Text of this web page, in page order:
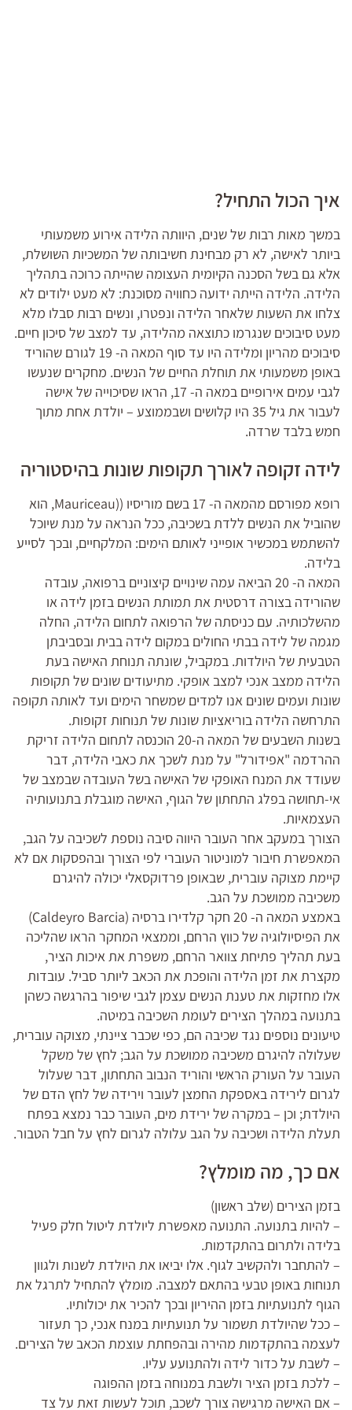
איך הכול התחיל?
במשך מאות רבות של שנים, היוותה הלידה אירוע משמעותי
ביותר לאישה, לא רק מבחינת חשיבותה של המשכיות השושלת,
אלא גם בשל הסכנה הקיומית העצומה שהייתה כרוכה בתהליך
הלידה. הלידה הייתה ידועה כחוויה מסוכנת: לא מעט ילודים לא
צלחו את השעות שלאחר הלידה ונפטרו, ונשים רבות סבלו מלא
מעט סיבוכים שנגרמו כתוצאה מהלידה, עד למצב של סיכון חיים.
סיבוכים מהריון ומלידה היו עד סוף המאה ה- 19 לגורם שהוריד
באופן משמעותי את תוחלת החיים של הנשים. מחקרים שנעשו
לגבי עמים אירופיים במאה ה- 17, הראו שסיכוייה של אישה
לעבור את גיל 35 היו קלושים ושבממוצע – יולדת אחת מתוך
חמש בלבד שרדה.
לידה זקופה לאורך תקופות שונות בהיסטוריה
רופא מפורסם מהמאה ה- 17 בשם מוריסיו ((Mauriceau, הוא
שהוביל את הנשים ללדת בשכיבה, ככל הנראה על מנת שיוכל
להשתמש במכשיר אופייני לאותם הימים: המלקחיים, ובכך לסייע
בלידה.
המאה ה- 20 הביאה עמה שינויים קיצוניים ברפואה, עובדה
שהורידה בצורה דרסטית את תמותת הנשים בזמן לידה או
מהשלכותיה. עם כניסתה של הרפואה לתחום הלידה, החלה
מגמה של לידה בבתי החולים במקום לידה בבית ובסביבתן
הטבעית של היולדות. במקביל, שונתה תנוחת האישה בעת
הלידה ממצב אנכי למצב אופקי. מתיעודים שונים של תקופות
שונות ועמים שונים אנו למדים שמשחר הימים ועד לאותה תקופה
התרחשה הלידה בוריאציות שונות של תנוחות זקופות.
בשנות השבעים של המאה ה-20 הוכנסה לתחום הלידה זריקת
ההרדמה "אפידורל" על מנת לשכך את כאבי הלידה, דבר
שעודד את המנח האופקי של האישה בשל העובדה שבמצב של
אי-תחושה בפלג התחתון של הגוף, האישה מוגבלת בתנועותיה
העצמאיות.
הצורך במעקב אחר העובר היווה סיבה נוספת לשכיבה על הגב,
המאפשרת חיבור למוניטור העוברי לפי הצורך ובהפסקות אם לא
קיימת מצוקה עוברית, שבאופן פרדוקסאלי יכולה להיגרם
משכיבה ממושכת על הגב.
באמצע המאה ה- 20 חקר קלדירו ברסיה (Caldeyro Barcia)
את הפיסיולוגיה של כווץ הרחם, וממצאי המחקר הראו שהליכה
בעת תהליך פתיחת צוואר הרחם, משפרת את איכות הציר,
מקצרת את זמן הלידה והופכת את הכאב ליותר סביל. עובדות
אלו מחזקות את טענת הנשים עצמן לגבי שיפור בהרגשה כשהן
בתנועה במהלך הצירים לעומת השכיבה במיטה.
טיעונים נוספים נגד שכיבה הם, כפי שכבר ציינתי, מצוקה עוברית,
שעלולה להיגרם משכיבה ממושכת על הגב; לחץ של משקל
העובר על העורק הראשי והוריד הנבוב התחתון, דבר שעלול
לגרום לירידה באספקת החמצן לעובר וירידה של לחץ הדם של
היולדת; וכן – במקרה של ירידת מים, העובר כבר נמצא בפתח
תעלת הלידה ושכיבה על הגב עלולה לגרום לחץ על חבל הטבור.
אם כך, מה מומלץ?
בזמן הצירים (שלב ראשון)
– להיות בתנועה. התנועה מאפשרת ליולדת ליטול חלק פעיל
בלידה ולתרום בהתקדמות.
– להתחבר ולהקשיב לגוף. אלו יביאו את היולדת לשנות ולגוון
תנוחות באופן טבעי בהתאם למצבה. מומלץ להתחיל לתרגל את
הגוף לתנועתיות בזמן ההיריון ובכך להכיר את יכולותיו.
– ככל שהיולדת תשמור על תנועתיות במנח אנכי, כך תעזור
לעצמה בהתקדמות מהירה ובהפחתת עוצמת הכאב של הצירים.
– לשבת על כדור לידה ולהתנועע עליו.
– ללכת בזמן הציר ולשבת במנוחה בזמן ההפוגה
– אם האישה מרגישה צורך לשכב, תוכל לעשות זאת על צד